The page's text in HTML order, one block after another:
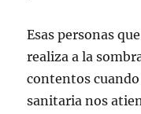
Esas personas
realiza a la
contentos
sanitaria nos